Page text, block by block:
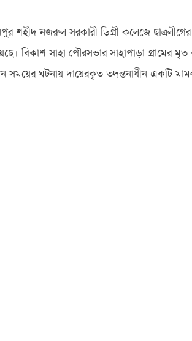
শহীদ নজরুল সরকারী ডিগ্রী কলেজে
বিকাশ সাহা পৌরসভার সাহাপাড়া গ্রামের মৃত
ঘটনায় দায়েরকৃত তদন্তনাধীন একটি